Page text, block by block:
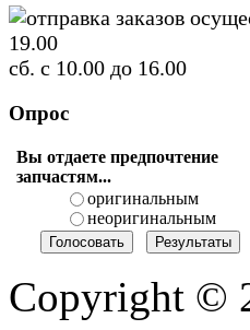
отправка заказов
19.00
сб. с 10.00 до 16.00
Опрос
Вы отдаете предпочтение
запчастям...
оригинальным
неоригинальным
Copyright ©